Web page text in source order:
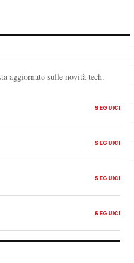
aggiornato sulle novità tech.
SEGUICI
SEGUICI
SEGUICI
SEGUICI